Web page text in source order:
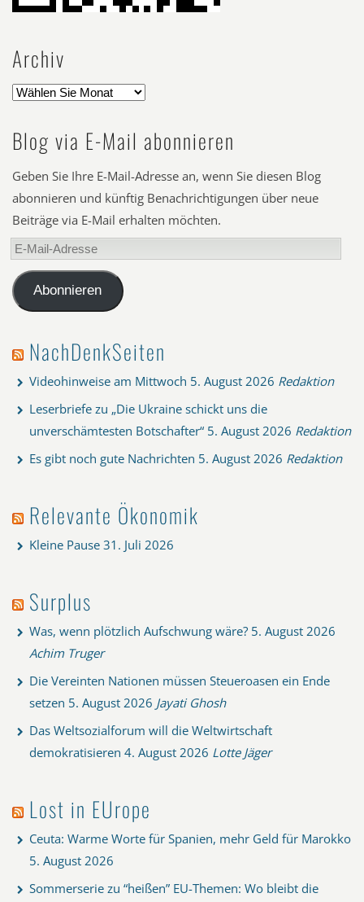
Archiv
Blog via E-Mail abonnieren
Geben Sie Ihre E-Mail-Adresse an, wenn Sie diesen Blog
abonnieren und künftig Benachrichtigungen über neue
Beiträge via E-Mail erhalten möchten.
E-
Mail-
AdresseAbonnieren
NachDenkSeiten
Videohinweise am Mittwoch 5. August 2026 Redaktion
Leserbriefe zu „Die Ukraine schickt uns die
unverschämtesten Botschafter“ 5. August 2026 Redaktion
Es gibt noch gute Nachrichten 5. August 2026 Redaktion
Relevante Ökonomik
Kleine Pause 31. Juli 2026
Surplus
Was, wenn plötzlich Aufschwung wäre? 5. August 2026
Achim Truger
Die Vereinten Nationen müssen Steueroasen ein Ende
setzen 5. August 2026 Jayati Ghosh
Das Weltsozialforum will die Weltwirtschaft
demokratisieren 4. August 2026 Lotte Jäger
Lost in EUrope
Ceuta: Warme Worte für Spanien, mehr Geld für Marokko
5. August 2026
Sommerserie zu “heißen” EU-Themen: Wo bleibt die